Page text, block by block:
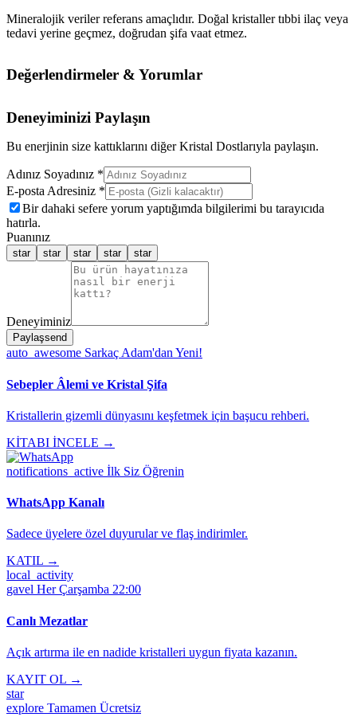
Mineralojik veriler referans amaçlıdır. Doğal kristaller tıbbi ilaç veya
tedavi yerine geçmez, doğrudan şifa vaat etmez.
Değerlendirmeler & Yorumlar
Deneyiminizi Paylaşın
Bu enerjinin size kattıklarını diğer Kristal Dostlarıyla paylaşın.
Adınız Soyadınız *
E-posta Adresiniz *
Bir dahaki sefere yorum yaptığımda bilgilerimi bu tarayıcıda
hatırla.
Puanınız
star star star star star
Deneyiminiz
Paylaşsend
auto_awesome Sarkaç Adam'dan Yeni!
Sebepler Âlemi ve Kristal Şifa
Kristallerin gizemli dünyasını keşfetmek için başucu rehberi.
KİTABI İNCELE →
notifications_active İlk Siz Öğrenin
WhatsApp Kanalı
Sadece üyelere özel duyurular ve flaş indirimler.
KATIL →
local_activity
gavel Her Çarşamba 22:00
Canlı Mezatlar
Açık artırma ile en nadide kristalleri uygun fiyata kazanın.
KAYIT OL →
star
explore Tamamen Ücretsiz